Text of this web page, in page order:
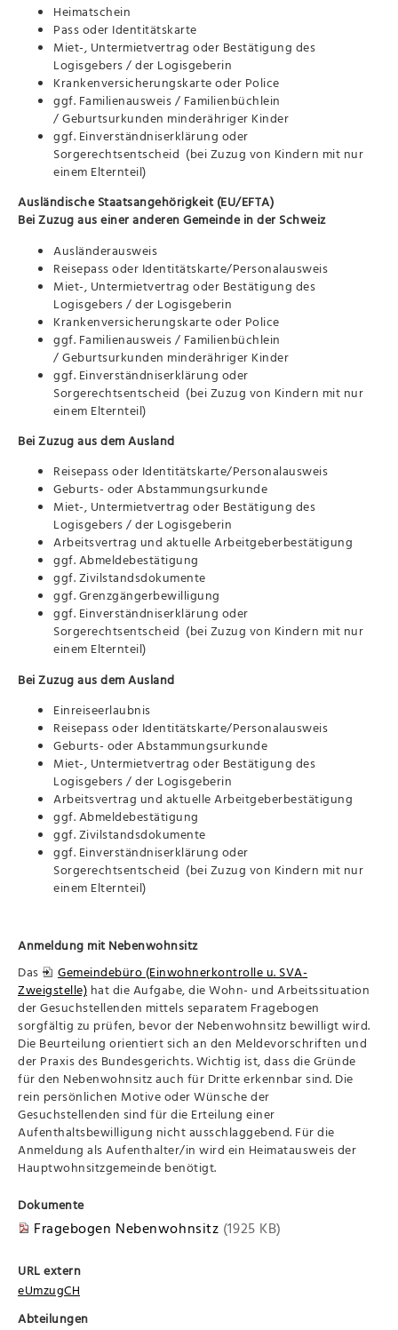
Heimatschein
Pass oder Identitätskarte
Miet-, Untermietvertrag oder Bestätigung des
Logisgebers / der Logisgeberin
Krankenversicherungskarte oder Police
ggf. Familienausweis / Familienbüchlein
/ Geburtsurkunden minderähriger Kinder
ggf. Einverständniserklärung oder
Sorgerechtsentscheid (bei Zuzug von Kindern mit nur
einem Elternteil)
Ausländische Staatsangehörigkeit (EU/EFTA)
Bei Zuzug aus einer anderen Gemeinde in der Schweiz
Ausländerausweis
Reisepass oder Identitätskarte/Personalausweis
Miet-, Untermietvertrag oder Bestätigung des
Logisgebers / der Logisgeberin
Krankenversicherungskarte oder Police
ggf. Familienausweis / Familienbüchlein
/ Geburtsurkunden minderähriger Kinder
ggf. Einverständniserklärung oder
Sorgerechtsentscheid (bei Zuzug von Kindern mit nur
einem Elternteil)
Bei Zuzug aus dem Ausland
Reisepass oder Identitätskarte/Personalausweis
Geburts- oder Abstammungsurkunde
Miet-, Untermietvertrag oder Bestätigung des
Logisgebers / der Logisgeberin
Arbeitsvertrag und aktuelle Arbeitgeberbestätigung
ggf. Abmeldebestätigung
ggf. Zivilstandsdokumente
ggf. Grenzgängerbewilligung
ggf. Einverständniserklärung oder
Sorgerechtsentscheid (bei Zuzug von Kindern mit nur
einem Elternteil)
Bei Zuzug aus dem Ausland
Einreiseerlaubnis
Reisepass oder Identitätskarte/Personalausweis
Geburts- oder Abstammungsurkunde
Miet-, Untermietvertrag oder Bestätigung des
Logisgebers / der Logisgeberin
Arbeitsvertrag und aktuelle Arbeitgeberbestätigung
ggf. Abmeldebestätigung
ggf. Zivilstandsdokumente
ggf. Einverständniserklärung oder
Sorgerechtsentscheid (bei Zuzug von Kindern mit nur
einem Elternteil)
Anmeldung mit Nebenwohnsitz
Das
Gemeindebüro (Einwohnerkontrolle u. SVA-
Zweigstelle) hat die Aufgabe, die Wohn- und Arbeitssituation
der Gesuchstellenden mittels separatem Fragebogen
sorgfältig zu prüfen, bevor der Nebenwohnsitz bewilligt wird.
Die Beurteilung orientiert sich an den Meldevorschriften und
der Praxis des Bundesgerichts. Wichtig ist, dass die Gründe
für den Nebenwohnsitz auch für Dritte erkennbar sind. Die
rein persönlichen Motive oder Wünsche der
Gesuchstellenden sind für die Erteilung einer
Aufenthaltsbewilligung nicht ausschlaggebend. Für die
Anmeldung als Aufenthalter/in wird ein Heimatausweis der
Hauptwohnsitzgemeinde benötigt.
Dokumente
Fragebogen Nebenwohnsitz (1925 KB)
URL extern
eUmzugCH
Abteilungen